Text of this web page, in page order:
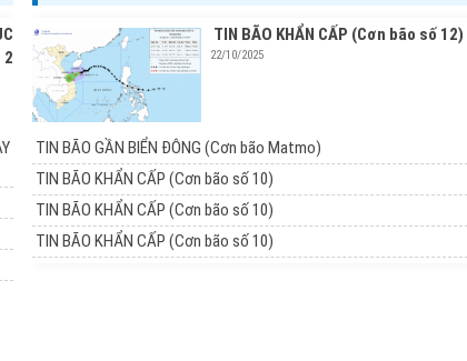
TỪ...
19/02/2026 13:19:00
2
TIN BÃO KHẨN CẤP (Cơn bão số 12)
22/10/2025
TIN BÃO GẦN BIỂN ĐÔNG (Cơn bão Matmo)
TIN BÃO KHẨN CẤP (Cơn bão số 10)
TIN BÃO KHẨN CẤP (Cơn bão số 10)
TIN BÃO KHẨN CẤP (Cơn bão số 10)